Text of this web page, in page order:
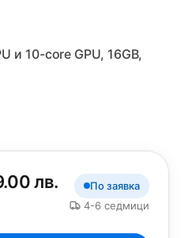
и 10-core GPU, 16GB,
лв.
По заявка
4-6 седмици